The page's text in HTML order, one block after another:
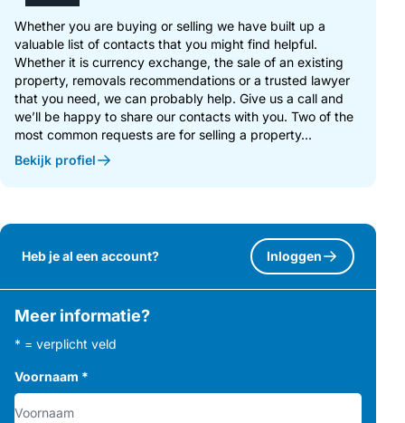
Whether you are buying or selling we have built up a
valuable list of contacts that you might find helpful.
Whether it is currency exchange, the sale of an existing
property, removals recommendations or a trusted lawyer
that you need, we can probably help. Give us a call and
we’ll be happy to share our contacts with you. Two of the
most common requests are for selling a property...
Bekijk profiel
Heb je al een account? Inloggen
Meer informatie?
* = verplicht veld
Voornaam *